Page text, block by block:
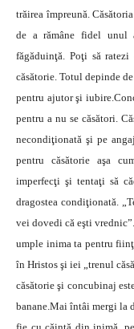
trăirea împreună.
de a rămâne fidel unul
făgăduinţă. Poţi să
căsătorie. Totul depinde
pentru ajutor şi
pentru a nu se căsători.
necondiţionată şi pe
pentru căsătorie aşa
imperfecţi şi tentaţi să
dragostea condiţionată.
vei dovedi că eşti
umple inima ta pentru
în Hristos şi iei „trenul
căsătorie şi concubinaj
banane.Mai întâi mergi la